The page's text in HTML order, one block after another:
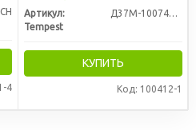
4
Артикул:
Д37М-1007419-А2
Tempest
КУПИТЬ
Код: 100412-1